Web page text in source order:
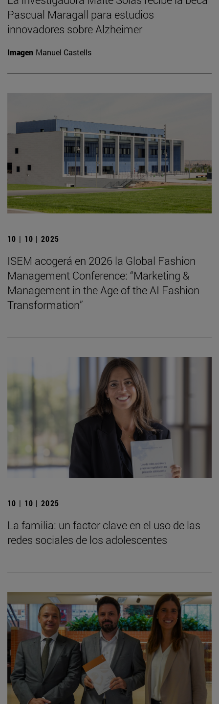
Pascual Maragall para estudios
innovadores sobre Alzheimer
Imagen Manuel Castells
10 | 10 | 2025
ISEM acogerá en 2026 la Global Fashion
Management Conference: “Marketing &
Management in the Age of the AI Fashion
Transformation”
10 | 10 | 2025
La familia: un factor clave en el uso de las
redes sociales de los adolescentes